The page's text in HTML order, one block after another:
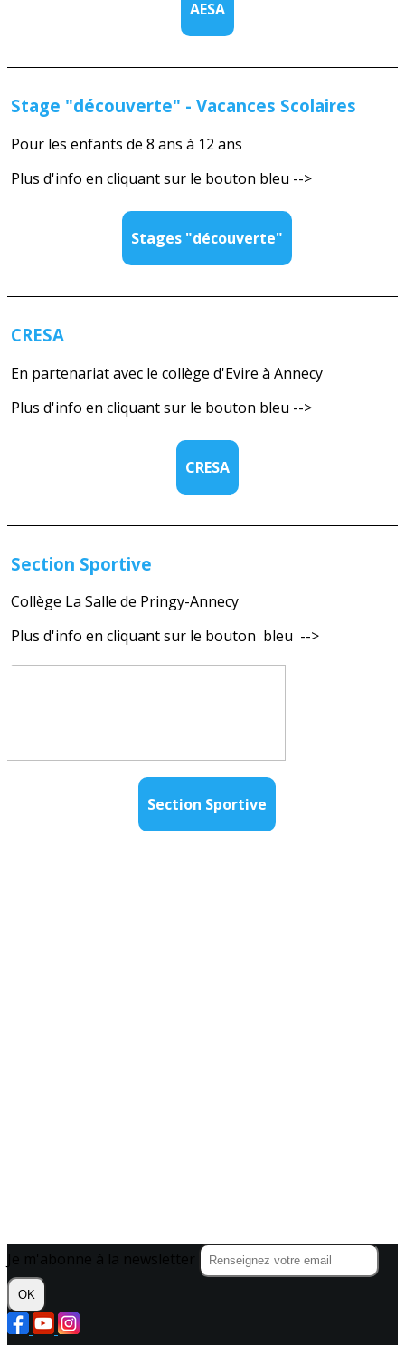
AESA
Stage "découverte" - Vacances Scolaires
Pour les enfants de 8 ans à 12 ans
Plus d'info en cliquant sur le bouton bleu -->
Stages "découverte"
CRESA
En partenariat avec le collège d'Evire à Annecy
Plus d'info en cliquant sur le bouton bleu -->
CRESA
Section Sportive
Collège La Salle de Pringy-Annecy
Plus d'info en cliquant sur le bouton bleu -->
Section Sportive
OK